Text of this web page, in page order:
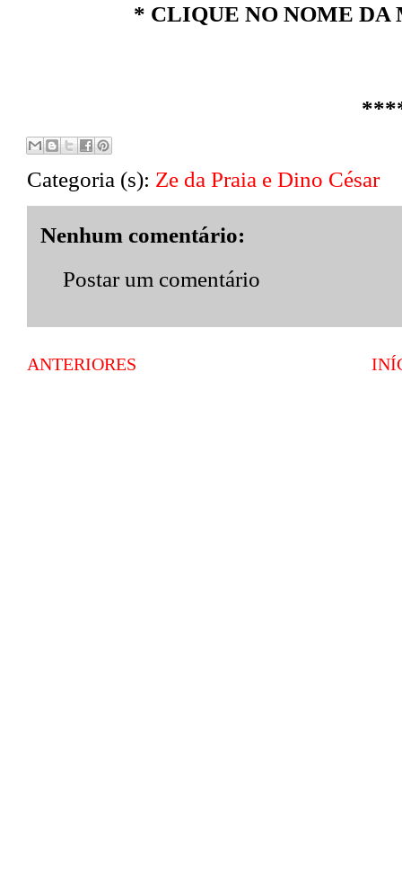
* CLIQUE NO NOME DA
Categoria (s): Ze da Praia e Dino César
Nenhum comentário:
Postar um comentário
ANTERIORES